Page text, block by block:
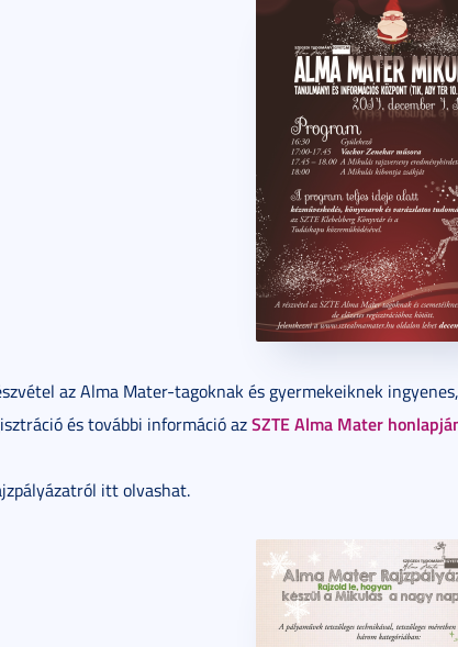
az Alma Mater-tagoknak és gyermekeiknek
és további információ azSZTE Alma Mater
itt olvashat.